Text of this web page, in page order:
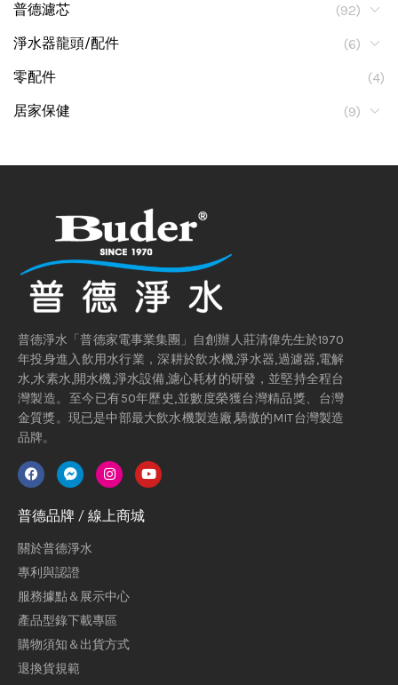
普德濾芯
(92)
淨水器龍頭/配件
(6)
零配件
(4)
居家保健
(9)
普德淨水「普德家電事業集團」自創辦人莊清偉先生於1970
年投身進入飲用水行業，深耕於飲水機,淨水器,過濾器,電解
水,水素水,開水機,淨水設備,濾心耗材的研發，並堅持全程台
灣製造。至今已有50年歷史,並數度榮獲台灣精品獎、台灣
金質獎。現已是中部最大飲水機製造廠,驕傲的MIT台灣製造
品牌。
普德品牌 / 線上商城
關於普德淨水
專利與認證
服務據點＆展示中心
產品型錄下載專區
購物須知＆出貨方式
退換貨規範